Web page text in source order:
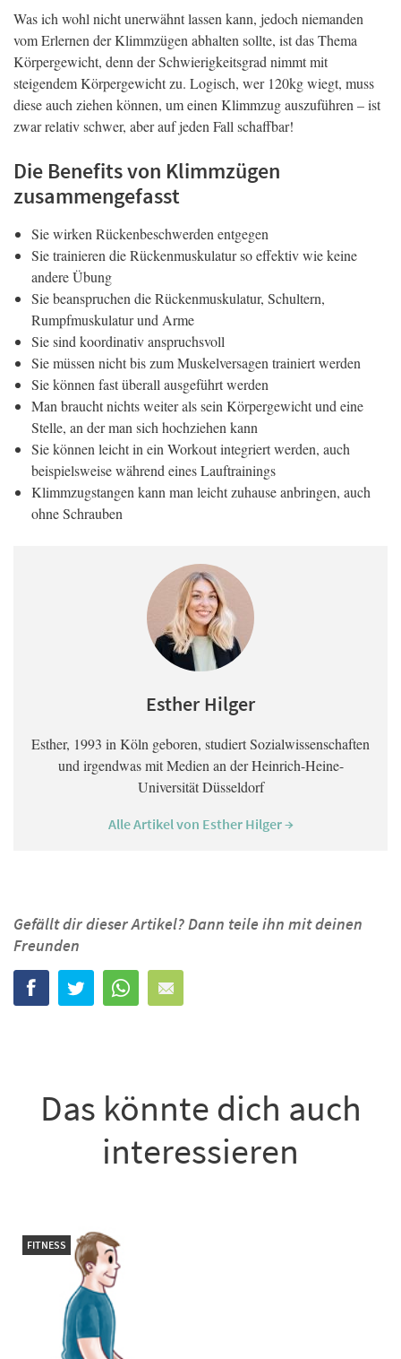
Was ich wohl nicht unerwähnt lassen kann, jedoch niemanden
vom Erlernen der Klimmzügen abhalten sollte, ist das Thema
Körpergewicht, denn der Schwierigkeitsgrad nimmt mit
steigendem Körpergewicht zu. Logisch, wer 120kg wiegt, muss
diese auch ziehen können, um einen Klimmzug auszuführen – ist
zwar relativ schwer, aber auf jeden Fall schaffbar!
Die Benefits von Klimmzügen
zusammengefasst
Sie wirken Rückenbeschwerden entgegen
Sie trainieren die Rückenmuskulatur so effektiv wie keine
andere Übung
Sie beanspruchen die Rückenmuskulatur, Schultern,
Rumpfmuskulatur und Arme
Sie sind koordinativ anspruchsvoll
Sie müssen nicht bis zum Muskelversagen trainiert werden
Sie können fast überall ausgeführt werden
Man braucht nichts weiter als sein Körpergewicht und eine
Stelle, an der man sich hochziehen kann
Sie können leicht in ein Workout integriert werden, auch
beispielsweise während eines Lauftrainings
Klimmzugstangen kann man leicht zuhause anbringen, auch
ohne Schrauben
Esther Hilger
Esther, 1993 in Köln geboren, studiert Sozialwissenschaften
und irgendwas mit Medien an der Heinrich-Heine-
Universität Düsseldorf
Alle Artikel von Esther Hilger →
Gefällt dir dieser Artikel? Dann teile ihn mit deinen
Freunden
Das könnte dich auch
interessieren
FITNESS